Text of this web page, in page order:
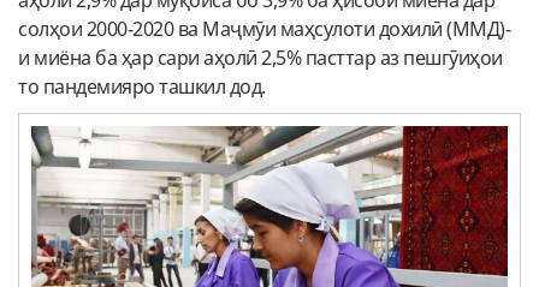
солҳои 2000-2020 ва Маҷмӯи маҳсулоти дохилӣ (ММД)-
и миёна ба ҳар сари аҳолӣ 2,5% пасттар аз пешгӯиҳои
то пандемияро ташкил дод.